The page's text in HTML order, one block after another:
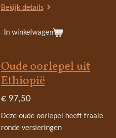
Bekijk details
In winkelwagen
Oude oorlepel uit
Ethiopië
€ 97,50
Deze oude oorlepel heeft fraaie
ronde versieringen